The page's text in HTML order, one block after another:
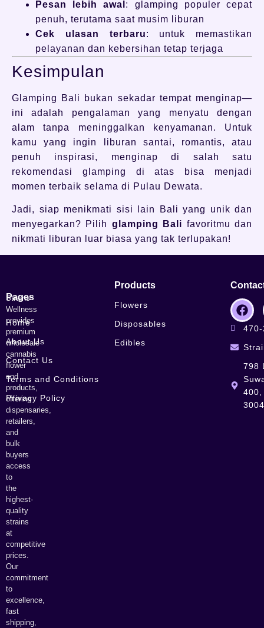
Pesan lebih awal : glamping populer cepat
penuh, terutama saat musim liburan
Cek ulasan terbaru: untuk memastikan
pelayanan dan kebersihan tetap terjaga
Kesimpulan
Glamping Bali bukan sekadar tempat menginap—
ini adalah pengalaman yang menyatu dengan
alam tanpa meninggalkan kenyamanan. Untuk
kamu yang ingin liburan santai, romantis, atau
penuh inspirasi, menginap di salah satu
rekomendasi glamping di atas bisa menjadi
momen terbaik selama di Pulau Dewata.
Jadi, siap menikmati sisi lain Bali yang unik dan
menyegarkan? Pilih glamping Bali favoritmu dan
nikmati liburan luar biasa yang tak terlupakan!
Strains
Wellness
provides
premium
wholesale
cannabis
flower
and
products,
offering
dispensaries,
retailers,
and
bulk
buyers
access
to
the
highest-
quality
strains
at
competitive
prices.
Our
commitment
to
excellence,
fast
shipping,
Pages
Home
About Us
Contact Us
Terms and Conditions
Privacy Policy
Products
Flowers
Disposables
Edibles
798